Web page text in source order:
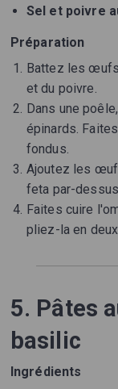
Sel et poivre
Préparation
Battez les
et du poivre.
Dans une
épinards.
fondus.
Ajoutez les
feta par-
Faites cuire
pliez-la en
5. Pâtes
basilic
Ingrédients